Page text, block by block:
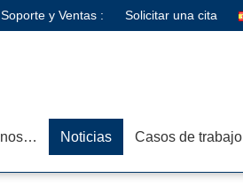
Soporte y Ventas : Solicitar una cita
Contacta con nosotros Noticias Casos de trabajo